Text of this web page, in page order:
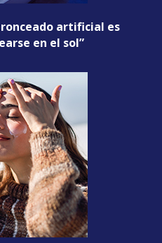
artificial es
en el sol”